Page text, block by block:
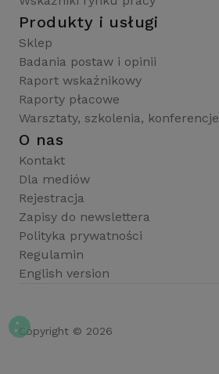
Produkty i usługi
Sklep
Badania postaw i opinii
Raport wskaźnikowy
Raporty płacowe
Warsztaty, szkolenia, konferencje
O nas
Kontakt
Dla mediów
Rejestracja
Zapisy do newslettera
Polityka prywatności
Regulamin
English version
Copyright © 2026